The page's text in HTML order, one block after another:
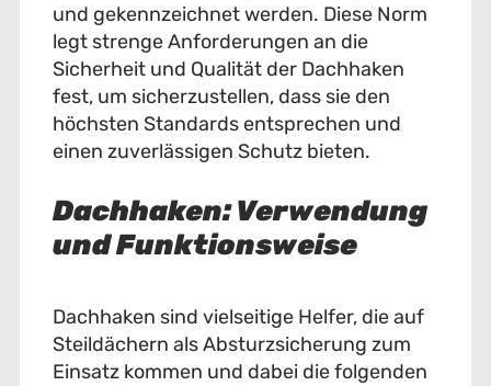
und gekennzeichnet werden. Diese Norm
legt strenge Anforderungen an die
Sicherheit und Qualität der Dachhaken
fest, um sicherzustellen, dass sie den
höchsten Standards entsprechen und
einen zuverlässigen Schutz bieten.
Dachhaken: Verwendung
und Funktionsweise
Dachhaken sind vielseitige Helfer, die auf
Steildächern als Absturzsicherung zum
Einsatz kommen und dabei die folgenden